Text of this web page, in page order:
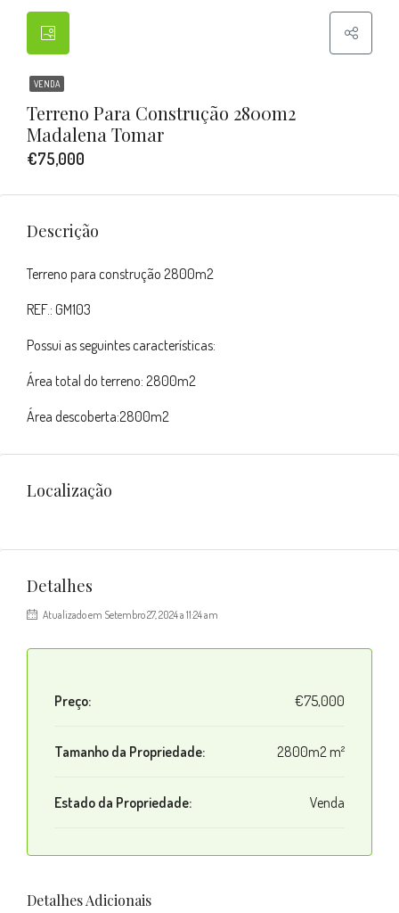
VENDA
Terreno Para Construção 2800m2
Madalena Tomar
€75,000
Descrição
Terreno para construção 2800m2
REF.: GM103
Possui as seguintes características:
Área total do terreno: 2800m2
Área descoberta:2800m2
Localização
Detalhes
Atualizado em Setembro 27, 2024 a 11:24 am
Preço: €75,000
Tamanho da Propriedade: 2800m2 m²
Estado da Propriedade: Venda
Detalhes Adicionais